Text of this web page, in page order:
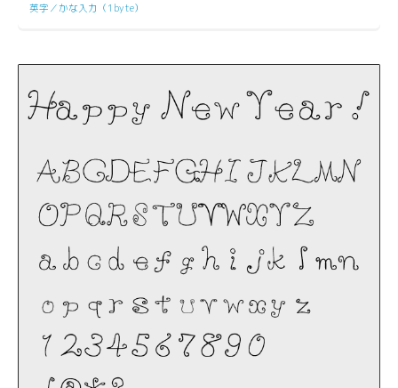
英字／かな入力（1byte）